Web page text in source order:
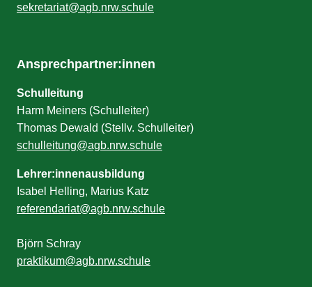
sekretariat@agb.nrw.schule
Ansprechpartner:innen
Schulleitung
Harm Meiners (Schulleiter)
Thomas Dewald (Stellv. Schulleiter)
schulleitung@agb.nrw.schule
Lehrer:innenausbildung
Isabel Helling, Marius Katz
referendariat@agb.nrw.schule
Björn Schray
praktikum@agb.nrw.schule